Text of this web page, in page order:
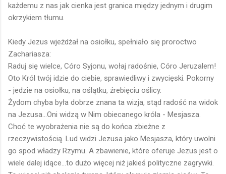
każdemu z nas jak cienka jest granica między jednym i drugim
okrzykiem tłumu.
Kiedy Jezus wjeżdżał na osiołku, spełniało się proroctwo
Zachariasza:
Raduj się wielce, Córo Syjonu, wołaj radośnie, Córo Jeruzalem!
Oto Król twój idzie do ciebie, sprawiedliwy i zwycięski. Pokorny
- jedzie na osiołku, na oślątku, źrebięciu oślicy.
Żydom chyba była dobrze znana ta wizja, stąd radość na widok
na Jezusa...Oni widzą w Nim obiecanego króla - Mesjasza.
Choć te wyobrażenia nie są do końca zbieżne z
rzeczywistością. Lud widzi Jezusa jako Mesjasza, który uwolni
go spod władzy Rzymu. A zbawienie, które oferuje Jezus jest o
wiele dalej idące...to dużo więcej niż jakieś polityczne zagrywki.